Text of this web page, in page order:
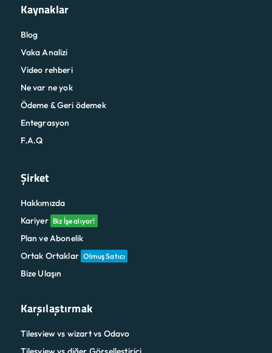
Kaynaklar
Blog
Vaka Analizi
Video rehberi
Ne var ne yok
Ödeme & Geri ödemek
Entegrasyon
F.A.Q
Şirket
Hakkımızda
Kariyer Biz İşe alıyor!
Plan ve Abonelik
Ortak Ortaklar Olmuş Satıcı
Bize Ulaşın
Karşılaştırmak
Tilesview vs wizart vs Odavo